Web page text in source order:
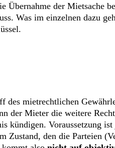
Übernahme der Mietsache
Was im einzelnen dazu
mietrechtlichen
der Mieter die weitere
kündigen.
Zustand, den die Parteien